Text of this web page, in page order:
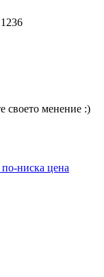
своето менение :)
ниска цена